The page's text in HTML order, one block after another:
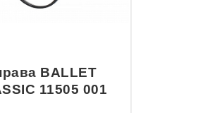
BALLET
11505 001